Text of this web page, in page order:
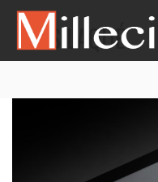
BOIS LAQUÉ